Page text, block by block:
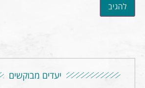
יעדים מבוקשים